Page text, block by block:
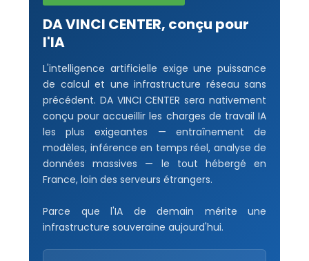
DA VINCI CENTER, conçu pour
l'IA
L'intelligence artificielle exige une puissance
de calcul et une infrastructure réseau sans
précédent. DA VINCI CENTER sera nativement
conçu pour accueillir les charges de travail IA
les plus exigeantes — entraînement de
modèles, inférence en temps réel, analyse de
données massives — le tout hébergé en
France, loin des serveurs étrangers.
Parce que l'IA de demain mérite une
infrastructure souveraine aujourd'hui.